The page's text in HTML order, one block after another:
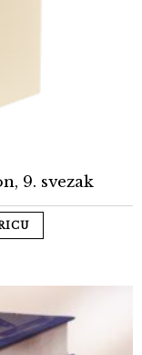
9. svezak